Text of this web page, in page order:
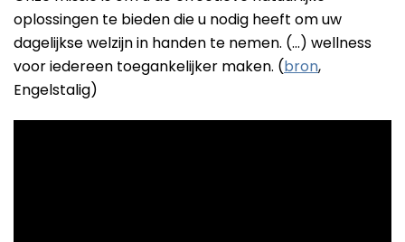
oplossingen te bieden die u nodig heeft om uw
dagelijkse welzijn in handen te nemen. (…) wellness
voor iedereen toegankelijker maken. (bron,
Engelstalig)